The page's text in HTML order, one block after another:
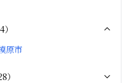
4）
原市
）